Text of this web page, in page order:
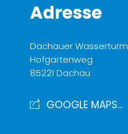
Adresse
Dachauer Wasserturm
Hofgartenweg
85221 Dachau
GOOGLE MAPS...